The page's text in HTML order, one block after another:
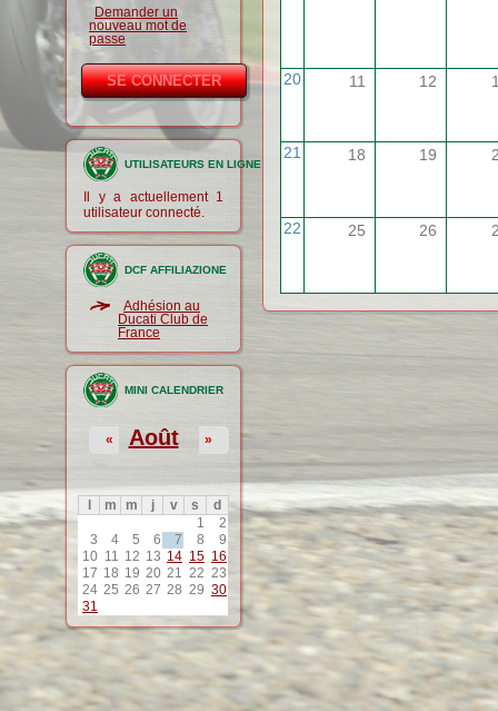
Demander un
nouveau mot de
passe
UTILISATEURS EN LIGNE
Il y a actuellement 1
utilisateur connecté.
DCF AFFILIAZIONE
Adhésion au
Ducati Club de
France
MINI CALENDRIER
Août
« »
m m j v s
d
1
2
3
4 5 6 7 8
9
10 11 12 13 14 15 16
17 18 19 20 21 22 23
24 25 26 27 28 29 30
31
20 11 12
21 18 19
22 25 26